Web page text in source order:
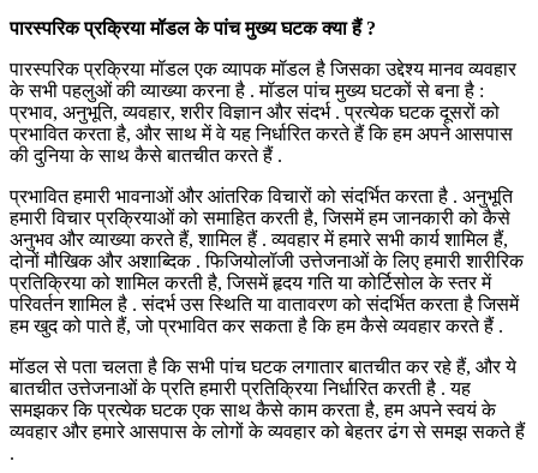
पारस्परिक प्रक्रिया मॉडल के पांच मुख्य घटक क्या हैं ?
पारस्परिक प्रक्रिया मॉडल एक व्यापक मॉडल है जिसका उद्देश्य मानव व्यवहार
के सभी पहलुओं की व्याख्या करना है . मॉडल पांच मुख्य घटकों से बना है :
प्रभाव, अनुभूति, व्यवहार, शरीर विज्ञान और संदर्भ . प्रत्येक घटक दूसरों को
प्रभावित करता है, और साथ में वे यह निर्धारित करते हैं कि हम अपने आसपास
की दुनिया के साथ कैसे बातचीत करते हैं .
प्रभावित हमारी भावनाओं और आंतरिक विचारों को संदर्भित करता है . अनुभूति
हमारी विचार प्रक्रियाओं को समाहित करती है, जिसमें हम जानकारी को कैसे
अनुभव और व्याख्या करते हैं, शामिल हैं . व्यवहार में हमारे सभी कार्य शामिल हैं,
दोनों मौखिक और अशाब्दिक . फिजियोलॉजी उत्तेजनाओं के लिए हमारी शारीरिक
प्रतिक्रिया को शामिल करती है, जिसमें हृदय गति या कोर्टिसोल के स्तर में
परिवर्तन शामिल है . संदर्भ उस स्थिति या वातावरण को संदर्भित करता है जिसमें
हम खुद को पाते हैं, जो प्रभावित कर सकता है कि हम कैसे व्यवहार करते हैं .
मॉडल से पता चलता है कि सभी पांच घटक लगातार बातचीत कर रहे हैं, और ये
बातचीत उत्तेजनाओं के प्रति हमारी प्रतिक्रिया निर्धारित करती है . यह
समझकर कि प्रत्येक घटक एक साथ कैसे काम करता है, हम अपने स्वयं के
व्यवहार और हमारे आसपास के लोगों के व्यवहार को बेहतर ढंग से समझ सकते हैं
.